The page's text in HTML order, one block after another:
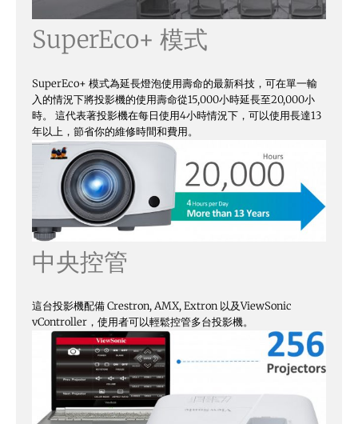
SuperEco+ 模式
SuperEco+ 模式為延長燈泡使用壽命的最新科技，可在單一輸
入的情況下將投影機的使用壽命從15,000小時延長至20,000小
時。 這代表著投影機在每日使用4小時情況下，可以使用長達13
年以上，節省你的維修時間和費用。
中央控管
這台投影機配備 Crestron, AMX, Extron 以及ViewSonic
vController，使用者可以輕鬆控管多台投影機。